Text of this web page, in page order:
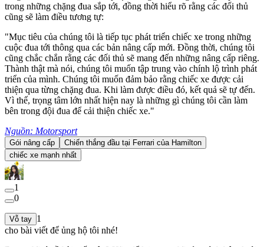
trong những chặng đua sắp tới, đồng thời hiểu rõ rằng các đối thủ
cũng sẽ làm điều tương tự:
"Mục tiêu của chúng tôi là tiếp tục phát triển chiếc xe trong những
cuộc đua tới thông qua các bản nâng cấp mới. Đồng thời, chúng tôi
cũng chắc chắn rằng các đối thủ sẽ mang đến những nâng cấp riêng.
Thành thật mà nói, chúng tôi muốn tập trung vào chính lộ trình phát
triển của mình. Chúng tôi muốn đảm bảo rằng chiếc xe được cải
thiện qua từng chặng đua. Khi làm được điều đó, kết quả sẽ tự đến.
Vì thế, trọng tâm lớn nhất hiện nay là những gì chúng tôi cần làm
bên trong đội đua để cải thiện chiếc xe."
Nguồn: Motorsport
Gói nâng cấp
Chiến thắng đầu tại Ferrari của Hamilton
chiếc xe mạnh nhất
1
0
Vỗ tay 1
cho bài viết để ủng hộ tôi nhé!